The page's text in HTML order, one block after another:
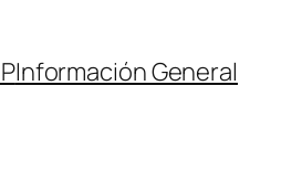
Información General